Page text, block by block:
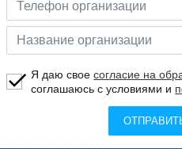
Я даю своесогласие на
соглашаюсь с условиями и